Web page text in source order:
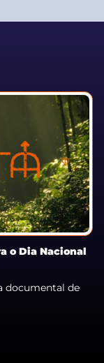
o Dia Nacional
documental de